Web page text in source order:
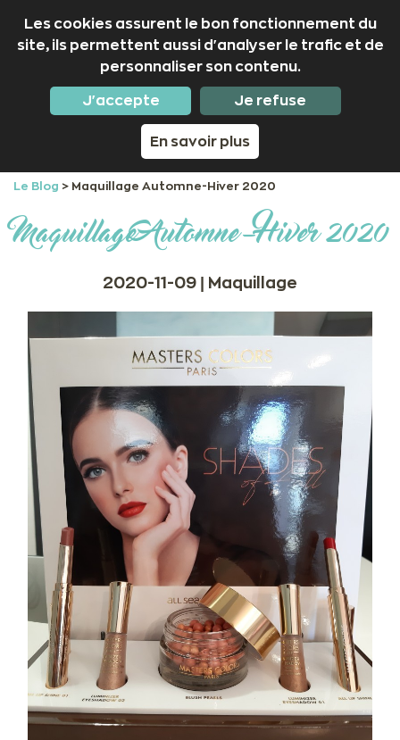
Les cookies assurent le bon fonctionnement du
site, ils permettent aussi d'analyser le trafic et de
personnaliser son contenu.
J'accepte Je refuse
En savoir plus
Le Blog > Maquillage Automne-Hiver 2020
Maquillage Automne-Hiver 2020
2020-11-09 | Maquillage